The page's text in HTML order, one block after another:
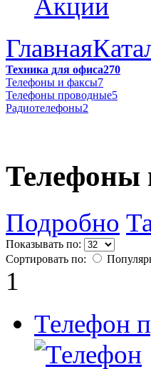
Акции
Главная
Техника для офиса270
Телефоны и факсы7
Телефоны проводные5
Радиотелефоны2
Телефоны
Подробно
Показывать по:
Сортировать по:
1
Телефон